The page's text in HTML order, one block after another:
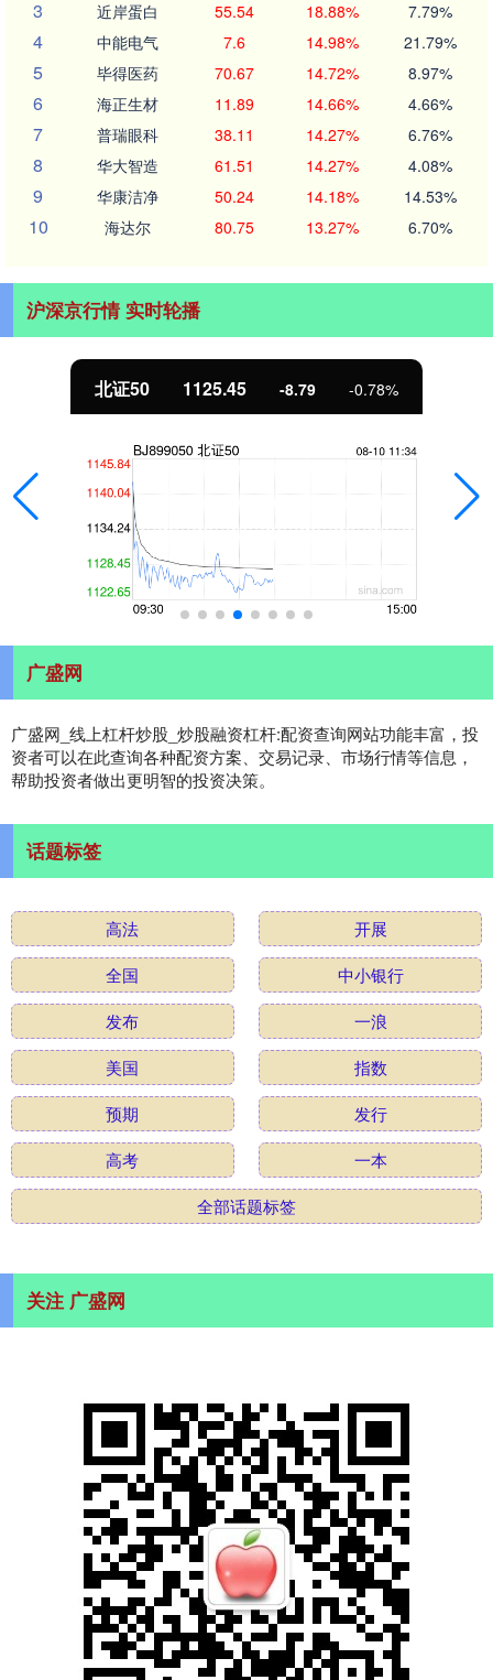
3 近岸蛋白 55.54 18.88% 7.79%
4 中能电气 7.6 14.98% 21.79%
5 毕得医药 70.67 14.72% 8.97%
6 海正生材 11.89 14.66% 4.66%
7 普瑞眼科 38.11 14.27% 6.76%
8 华大智造 61.51 14.27% 4.08%
9 华康洁净 50.24 14.18% 14.53%
10 海达尔 80.75 13.27% 6.70%
沪深京行情 实时轮播
北证50 1125.45 -8.79 -0.78%
广盛网
广盛网_线上杠杆炒股_炒股融资杠杆:配资查询网站功能丰富，投
资者可以在此查询各种配资方案、交易记录、市场行情等信息，
帮助投资者做出更明智的投资决策。
话题标签
高法
开展
全国
中小银行
发布
一浪
美国
指数
预期
发行
高考
一本
全部话题标签
关注 广盛网